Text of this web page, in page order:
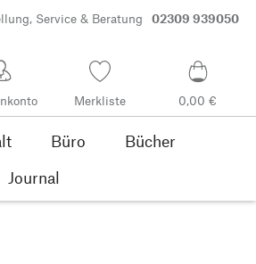
Service & Beratung 02309 939050
Merkliste 0,00 €
Büro
Bücher
Journal